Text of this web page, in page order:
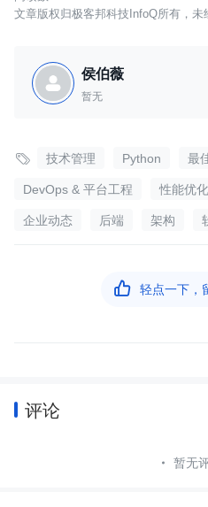
文章版权归极客邦科技InfoQ所有，未
侯伯薇
暂无
 技术管理 Python 最
DevOps & 平台工程 性能优化
企业动态 后端 架构
 轻点一下，
评论
暂无